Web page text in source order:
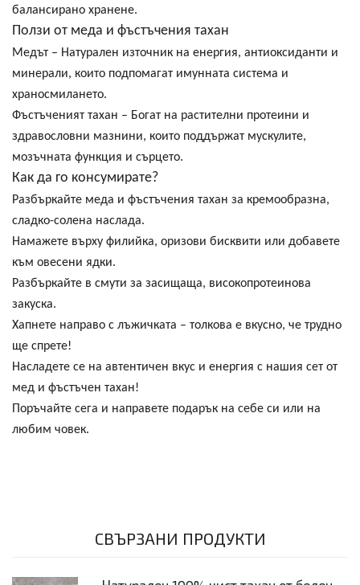
балансирано хранене.
Ползи от меда и фъстъчения тахан
Медът – Натурален източник на енергия, антиоксиданти и
минерали, които подпомагат имунната система и
храносмилането.
Фъстъченият тахан – Богат на растителни протеини и
здравословни мазнини, които поддържат мускулите,
мозъчната функция и сърцето.
Как да го консумирате?
Разбъркайте меда и фъстъчения тахан за кремообразна,
сладко-солена наслада.
Намажете върху филийка, оризови бисквити или добавете
към овесени ядки.
Разбъркайте в смути за засищаща, високопротеинова
закуска.
Хапнете направо с лъжичката – толкова е вкусно, че трудно
ще спрете!
Насладете се на автентичен вкус и енергия с нашия сет от
мед и фъстъчен тахан!
Поръчайте сега и направете подарък на себе си или на
любим човек.
СВЪРЗАНИ ПРОДУКТИ